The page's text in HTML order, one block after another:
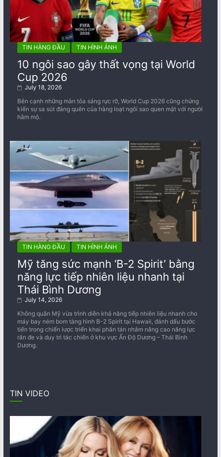
TIN HÀNG ĐẦU TIN HÌNH ẢNH
10 ngôi sao gây thất vọng tại World
Cup 2026
July 18, 2026
Bên cạnh những màn tỏa sáng rực rỡ, World Cup 2026 cũng chứng
kiến sự sa sút đáng quên của hàng loạt ngôi sao quen mặt với người
hâm mộ.
TIN HÀNG ĐẦU TIN HÌNH ẢNH
Mỹ tăng sức mạnh ‘B-2 Spirit’ bằng
năng lực tiếp nhiên liệu nhanh tại
Thái Bình Dương
July 14, 2026
Không quân Mỹ vừa trình diễn khả năng tiếp nhiên liệu nhanh cho
máy bay ném bom tàng hình B-2 Spirit tại Hawaii, đánh dấu bước
tiến trong chiến lược triển khai phân tán nhằm nâng cao năng lực
răn đe và duy trì tác chiến ở khu vực Ấn Độ Dương – Thái Bình
Dương.
TIN VIDEO